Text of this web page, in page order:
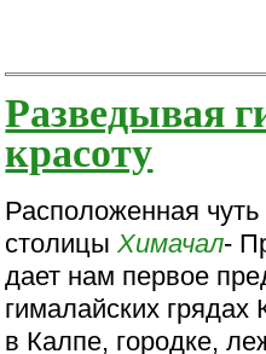
Разведывая
красоту
Расположенная
столицыХимачал-
дает нам первое
гималайских грядах
в Калпе, городке,